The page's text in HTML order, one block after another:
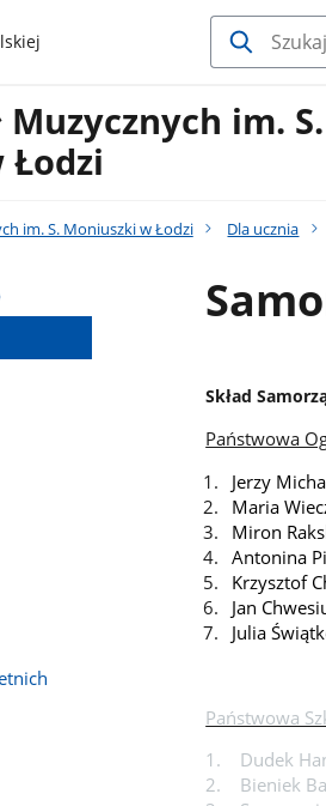
Muzycznych im. S.
im. S. Moniuszki w Łodzi Dla ucznia
Skład
Państwowa
Jerzy
Maria
Miron
Antonina
Krzysztof
Jan
Julia
Państwowa
1. Dudek
2. Bieniek